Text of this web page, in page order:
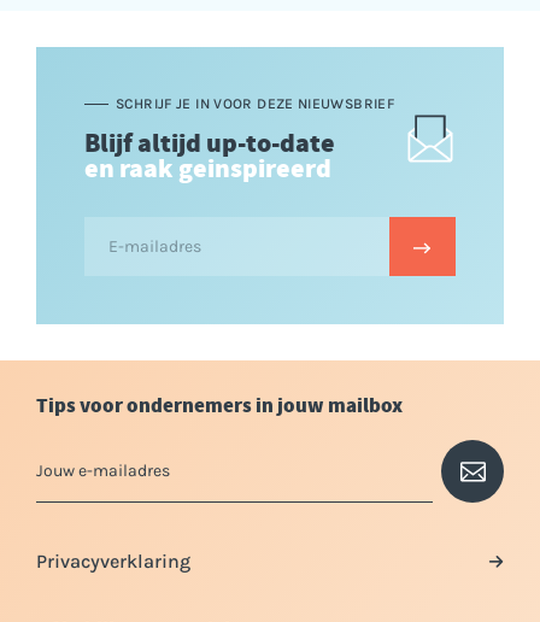
SCHRIJF JE IN VOOR DEZE NIEUWSBRIEF
Blijf altijd up-to-date
en raak geinspireerd
Tips voor ondernemers in jouw mailbox
Privacyverklaring